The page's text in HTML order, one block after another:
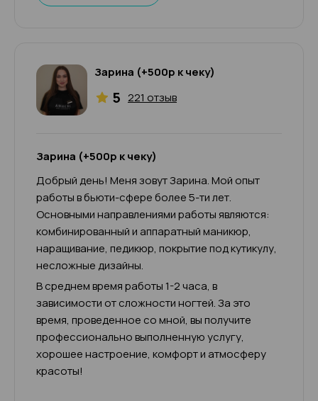
Зарина (+500р к чеку)
5 221 отзыв
Зарина (+500р к чеку)
Добрый день! Меня зовут Зарина. Мой опыт
работы в бьюти-сфере более 5-ти лет.
Основными направлениями работы являются:
комбинированный и аппаратный маникюр,
наращивание, педикюр, покрытие под кутикулу,
несложные дизайны.
В среднем время работы 1-2 часа, в
зависимости от сложности ногтей. За это
время, проведенное со мной, вы получите
профессионально выполненную услугу,
хорошее настроение, комфорт и атмосферу
красоты!